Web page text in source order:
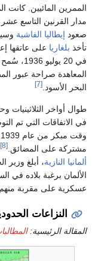
الممرين المائيين.
مدار القرنين التاسع
صعود إيطاليا الفاشية
تأخذ بلغاريا على عاتقها
في 20
المعاهدة صراحة عبور
البحر الأسود. [7]
طوال أواخر الثلاثينيات
مشتركة على المضائق. [8]
ألمانيا النازية، أبلغ وزير
الألمان برغبة بلاده في
عسكرية على مقربة منهم.
النزاعات
المقالة الرئيسية: